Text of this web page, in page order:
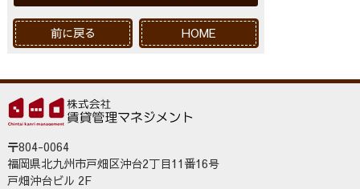
前に戻る HOME
〒804-0064
福岡県北九州市戸畑区沖台2丁目11番16号
戸畑沖台ビル 2F